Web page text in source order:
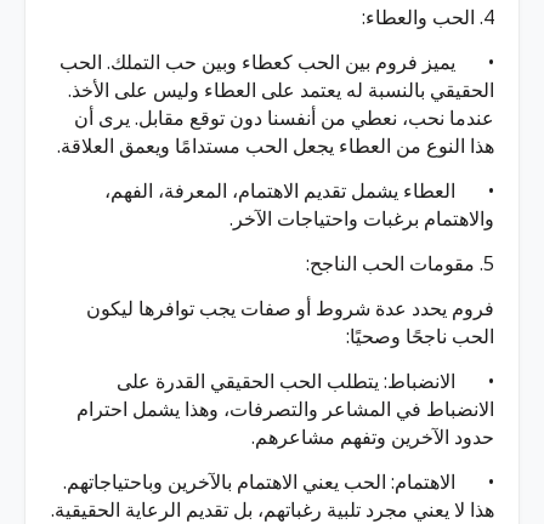
4. الحب والعطاء:
•
يميز فروم بين الحب كعطاء وبين حب التملك. الحب
الحقيقي بالنسبة له يعتمد على العطاء وليس على الأخذ.
عندما نحب، نعطي من أنفسنا دون توقع مقابل. يرى أن
هذا النوع من العطاء يجعل الحب مستدامًا ويعمق العلاقة.
•
العطاء يشمل تقديم الاهتمام، المعرفة، الفهم،
والاهتمام برغبات واحتياجات الآخر.
5. مقومات الحب الناجح:
فروم يحدد عدة شروط أو صفات يجب توافرها ليكون
الحب ناجحًا وصحيًا:
•
الانضباط: يتطلب الحب الحقيقي القدرة على
الانضباط في المشاعر والتصرفات، وهذا يشمل احترام
حدود الآخرين وتفهم مشاعرهم.
•
الاهتمام: الحب يعني الاهتمام بالآخرين وباحتياجاتهم.
هذا لا يعني مجرد تلبية رغباتهم، بل تقديم الرعاية الحقيقية.